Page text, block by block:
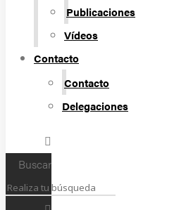
Publicaciones
Vídeos
Contacto
Contacto
Delegaciones
Buscar